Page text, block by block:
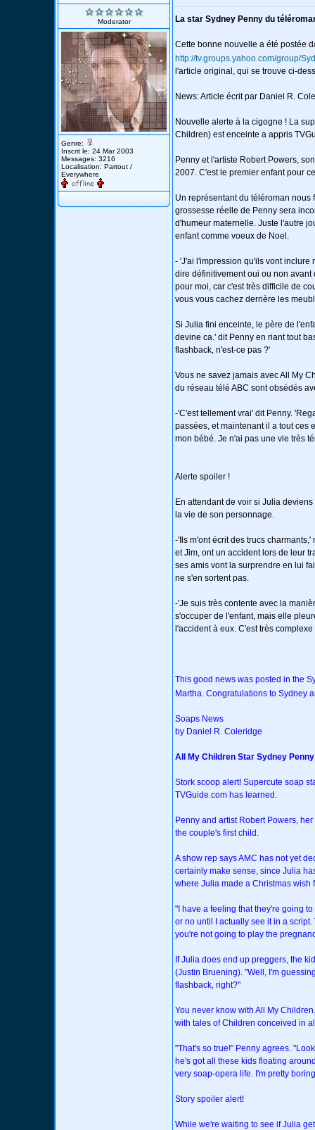
Moderator
Genre:
Inscrit le: 24 Mar 2003
Messages: 3216
Localisation: Partout /
Everywhere
La star Sydney Penny du
Cette bonne nouvelle a été postée
http://tv.groups.yahoo.com/group/
l'article original, qui se trouve ci-
News: Article écrit par Daniel R.
Nouvelle alerte à la cigogne ! La
Children) est enceinte a appris
Penny et l'artiste Robert Powers,
2007. C'est le premier enfant pour
Un représentant du téléroman
grossesse réelle de Penny sera
d'humeur maternelle. Juste l'autre
enfant comme voeux de Noel.
- 'J'ai l'impression qu'ils vont inclure
dire définitivement oui ou non
pour moi, car c'est très difficile de
vous vous cachez derrière les
Si Julia fini enceinte, le père de
devine ca.' dit Penny en riant tout
flashback, n'est-ce pas ?'
Vous ne savez jamais avec All My
du réseau télé ABC sont obsédés
-'C'est tellement vrai' dit Penny.
passées, et maintenant il a tout ces
mon bébé. Je n'ai pas une vie très
Alerte spoiler !
En attendant de voir si Julia
la vie de son personnage.
-'Ils m'ont écrit des trucs
et Jim, ont un accident lors de leur
ses amis vont la surprendre en lui
ne s'en sortent pas.
-'Je suis très contente avec la
s'occuper de l'enfant, mais elle
l'accident à eux. C'est très
This good news was posted in the
Martha. Congratulations to Sydney
Soaps News
by Daniel R. Coleridge
All My Children Star Sydney
Stork scoop alert! Supercute soap
TVGuide.com has learned.
Penny and artist Robert Powers,
the couple's first child.
A show rep says AMC has not yet
certainly make sense, since Julia
where Julia made a Christmas wish
"I have a feeling that they're going
or no until I actually see it in a
you're not going to play the
If Julia does end up preggers, the
(Justin Bruening). "Well, I'm
flashback, right?"
You never know with All My
with tales of Children conceived in
"That's so true!" Penny agrees.
he's got all these kids floating
very soap-opera life. I'm pretty
Story spoiler alert!
While we're waiting to see if Julia